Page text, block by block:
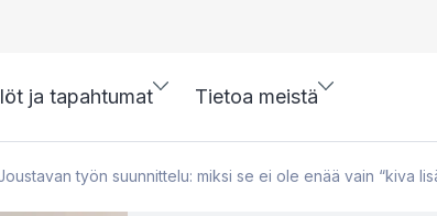
ja tapahtumat Tietoa meistä
työn suunnittelu: miksi se ei ole enää vain “kiva